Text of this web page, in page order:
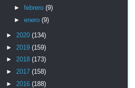
► febrero (9)
► enero (9)
► 2020 (134)
► 2019 (159)
► 2018 (173)
► 2017 (158)
► 2016 (188)